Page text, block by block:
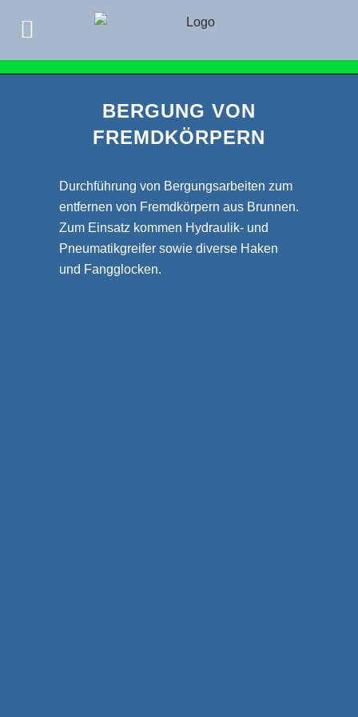
BERGUNG VON
FREMDKÖRPERN
Durchführung von Bergungsarbeiten zum
entfernen von Fremdkörpern aus Brunnen.
Zum Einsatz kommen Hydraulik- und
Pneumatikgreifer sowie diverse Haken
und Fangglocken.